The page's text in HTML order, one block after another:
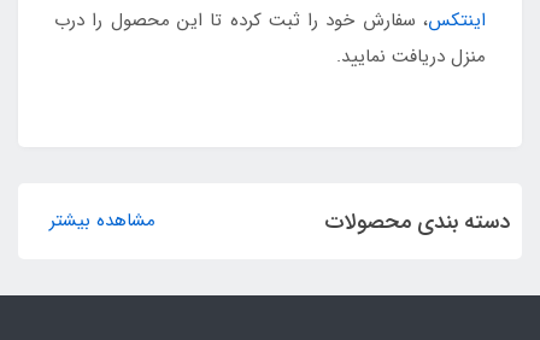
اینتکس، سفارش خود را ثبت کرده تا این محصول را درب
منزل دریافت نمایید.
دسته بندی محصولات مشاهده بیشتر